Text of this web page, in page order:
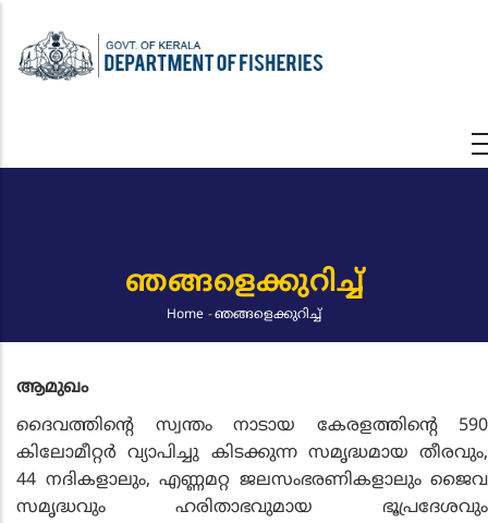
main
ഞങ്ങളെക്കുറിച്ച്‌
Breadcrumb
Home -ഞങ്ങളെക്കുറിച്ച്‌
ആമുഖം
ദൈവത്തിന്റെ സ്വന്തം നാടായ കേരളത്തിന്റെ 590
കിലോമീറ്റര്‍ വ്യാപിച്ചു കിടക്കുന്ന സമൃദ്ധമായ തീരവും,
44 നദികളാലും, എണ്ണമറ്റ ജലസംഭരണികളാലും ജൈവ
സമൃദ്ധവും ഹരിതാഭവുമായ ഭൂപ്രദേശവും